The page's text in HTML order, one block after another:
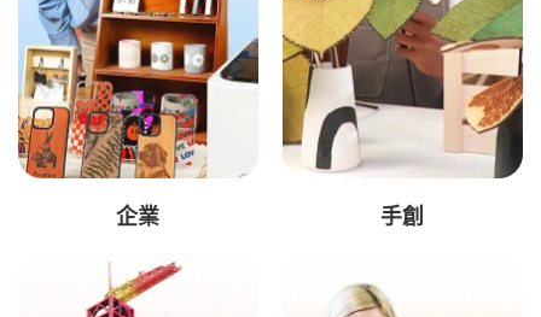
企業 手創